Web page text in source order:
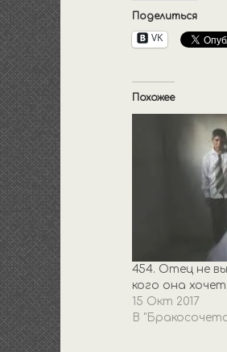
Поделиться
VK
Похожее
454. Отец не
кого она хочет.
15 Окт 2017
В